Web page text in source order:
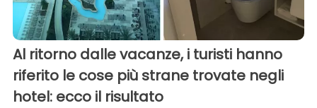
Al ritorno dalle vacanze, i turisti hanno
riferito le cose più strane trovate negli
hotel: ecco il risultato